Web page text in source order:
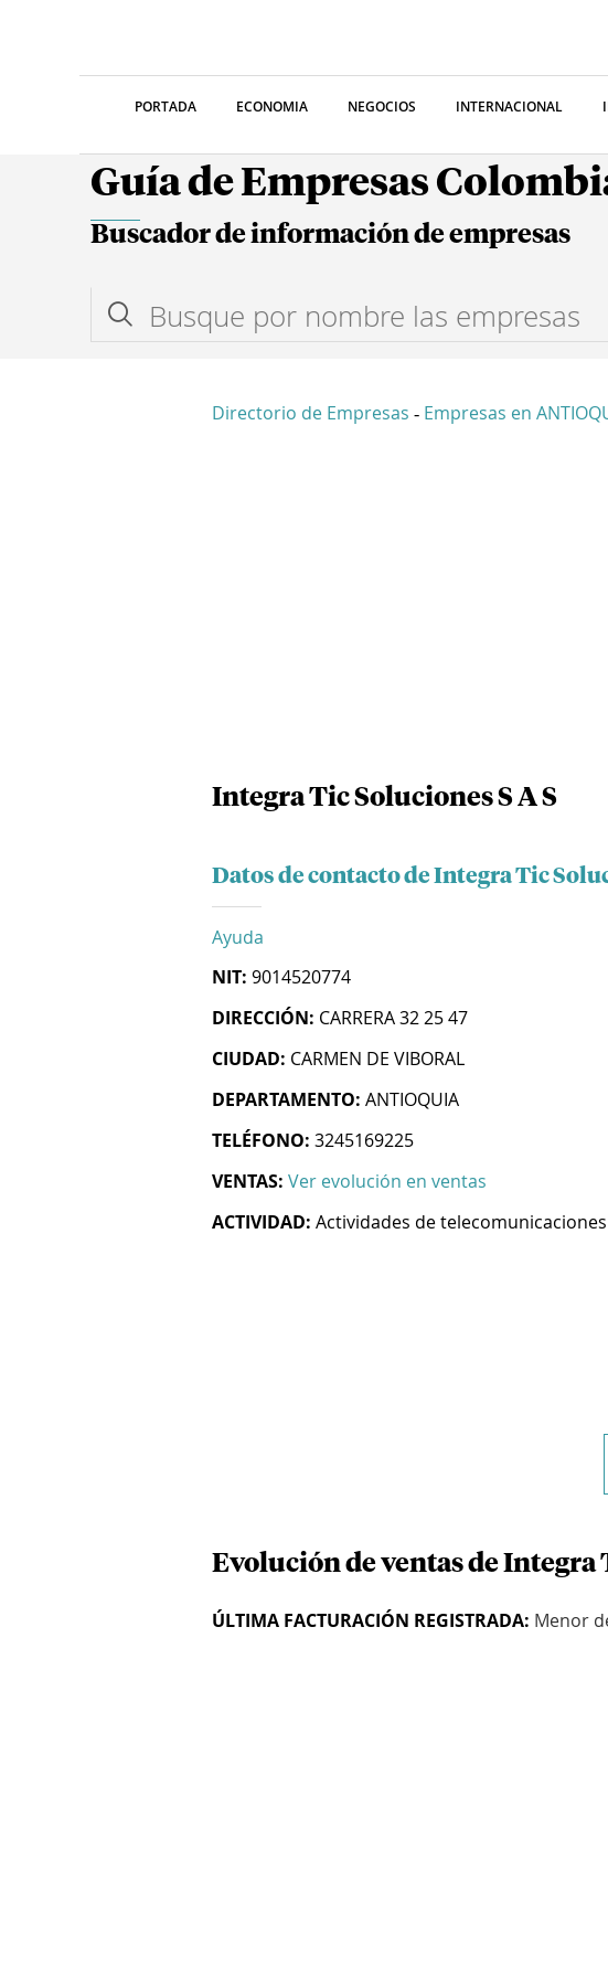
PORTADA ECONOMIA NEGOCIOS INTERNACIONAL
Guía de Empresas
Buscador de información de empresas
Directorio de Empresas - Empresas en
Integra Tic Soluciones S A S
Datos de contacto de Integra Tic
Ayuda
NIT: 9014520774
DIRECCIÓN: CARRERA 32 25 47
CIUDAD: CARMEN DE VIBORAL
DEPARTAMENTO: ANTIOQUIA
TELÉFONO: 3245169225
VENTAS: Ver evolución en ventas
ACTIVIDAD: Actividades de
Evolución de ventas de Integra
ÚLTIMA FACTURACIÓN REGISTRADA: Menor